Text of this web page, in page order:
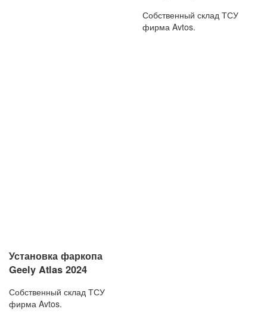
Собственный склад ТСУ
фирма Avtos.
Установка фаркопа
Geely Atlas 2024
Собственный склад ТСУ
фирма Avtos.